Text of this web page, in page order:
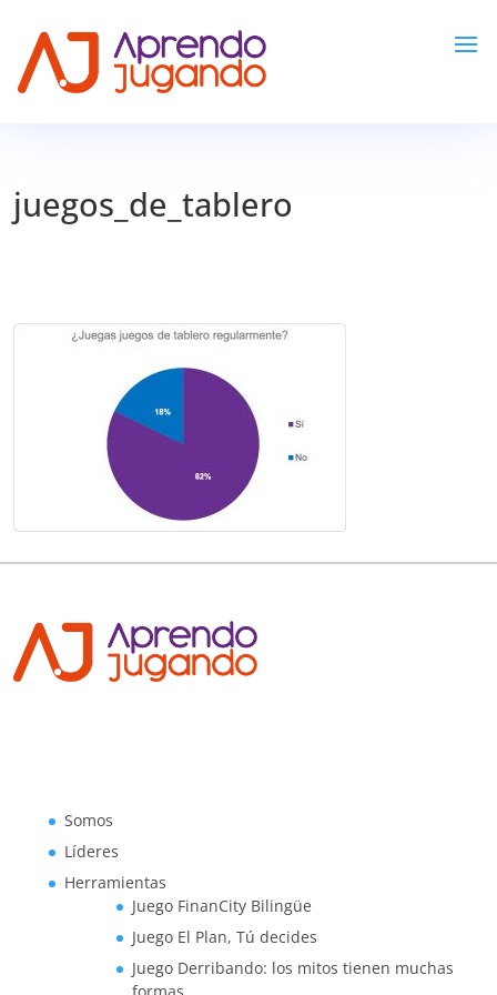
juegos_de_tablero
Somos
Líderes
Herramientas
Juego FinanCity Bilingüe
Juego El Plan, Tú decides
Juego Derribando: los mitos tienen muchas